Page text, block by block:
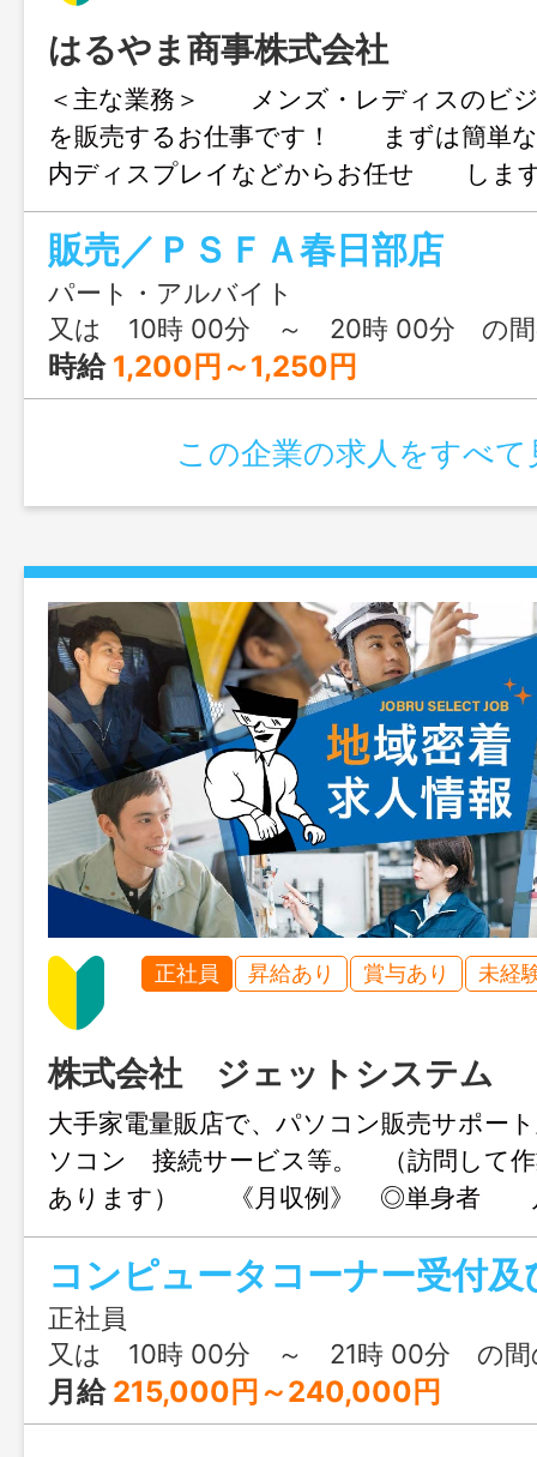
はるやま商事株式会社
＜主な業務＞ メンズ・レディスのビ
を販売するお仕事です！ まずは簡単な
内ディスプレイなどからお任せ しま
ーツの販売をお任せすることはござい
ご安心ください♪ 在籍スタッフのほと
らのスタートです！！ 充実した教育
お気軽にご応募ください ＜服装＞
（最初はお手持ちのスーツでＯＫ）
えるお得な社割制度有り！ ・従事する
囲：会社の定める業務
販売／ＰＳＦＡ春日部店
パート・アルバイト
又は 10時 00分 ～ 20時 00分 の間
時給 1,200円～1,250円
この企業の求人をすべて
正社員 昇給あり 賞与あり 未経
株式会社 ジェットシステム
大手家電量販店で、パソコン販売サポー
ソコン 接続サービス等。 （訪問して作
あります） 《月収例》 ◎単身者 月
０００円（基本給＋住宅手当＋地域手当
（配偶者） 月収：２６７，５００円（
当＋家族手当＋地
変更範囲：会社の定める業務
正社員
又は 10時 00分 ～ 21時 00分 の間
月給 215,000円～240,000円